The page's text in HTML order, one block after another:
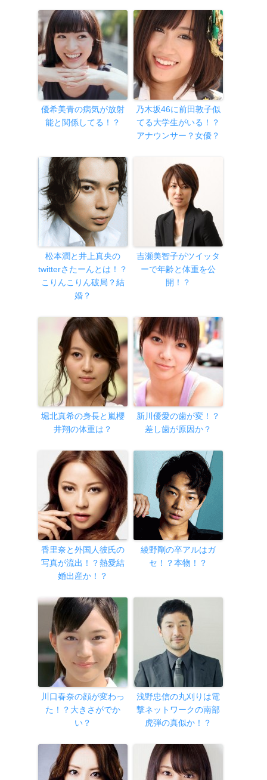
優希美青の病気が放射
能と関係してる！？
乃木坂46に前田敦子似
てる大学生がいる！？
アナウンサー？女優？
松本潤と井上真央の
twitterさたーんとは！？
こりんこりん破局？結
婚？
吉瀬美智子がツイッタ
ーで年齢と体重を公
開！？
堀北真希の身長と嵐櫻
井翔の体重は？
新川優愛の歯が変！？
差し歯が原因か？
香里奈と外国人彼氏の
写真が流出！？熱愛結
婚出産か！？
綾野剛の卒アルはガ
セ！？本物！？
川口春奈の顔が変わっ
た！？大きさがでか
い？
浅野忠信の丸刈りは電
撃ネットワークの南部
虎弾の真似か！？